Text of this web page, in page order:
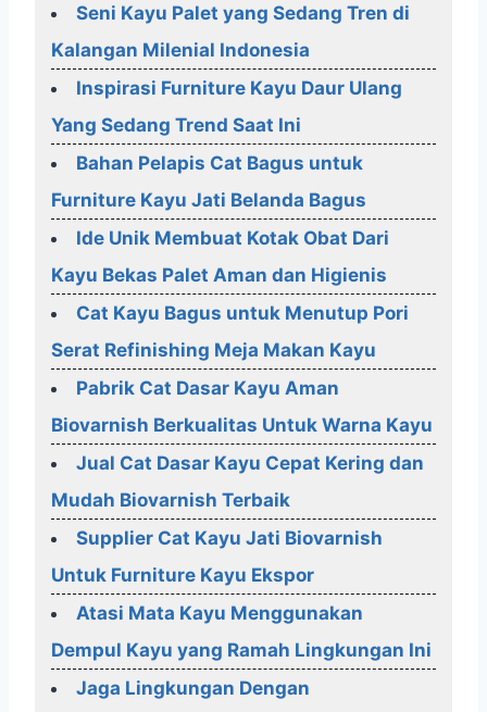
Seni Kayu Palet yang Sedang Tren di
Kalangan Milenial Indonesia
Inspirasi Furniture Kayu Daur Ulang
Yang Sedang Trend Saat Ini
Bahan Pelapis Cat Bagus untuk
Furniture Kayu Jati Belanda Bagus
Ide Unik Membuat Kotak Obat Dari
Kayu Bekas Palet Aman dan Higienis
Cat Kayu Bagus untuk Menutup Pori
Serat Refinishing Meja Makan Kayu
Pabrik Cat Dasar Kayu Aman
Biovarnish Berkualitas Untuk Warna Kayu
Jual Cat Dasar Kayu Cepat Kering dan
Mudah Biovarnish Terbaik
Supplier Cat Kayu Jati Biovarnish
Untuk Furniture Kayu Ekspor
Atasi Mata Kayu Menggunakan
Dempul Kayu yang Ramah Lingkungan Ini
Jaga Lingkungan Dengan